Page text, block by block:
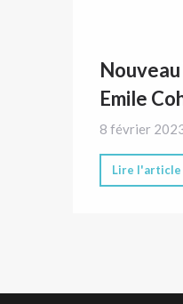
Nouveau
Emile
8 février
Lire l'article